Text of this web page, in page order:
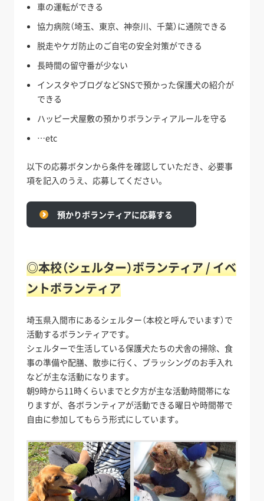
車の運転ができる
協力病院（埼玉、東京、神奈川、千葉）に通院できる
脱走やケガ防止のご自宅の安全対策ができる
長時間の留守番が少ない
インスタやブログなどSNSで預かった保護犬の紹介が
できる
ハッピー犬屋敷の預かりボランティアルールを守る
…etc
以下の応募ボタンから条件を確認していただき、必要事
項を記入のうえ、応募してください。
預かりボランティアに応募する
◎本校（シェルター）ボランティア / イベ
ントボランティア
埼玉県入間市にあるシェルター（本校と呼んでいます）で
活動するボランティアです。
シェルターで生活している保護犬たちの犬舎の掃除、食
事の準備や配膳、散歩に行く、ブラッシングのお手入れ
などが主な活動になります。
朝9時から11時くらいまでと夕方が主な活動時間帯にな
りますが、各ボランティアが活動できる曜日や時間帯で
自由に参加してもらう形式にしています。